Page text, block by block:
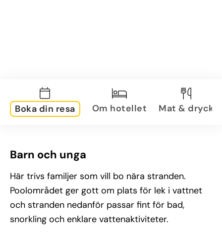
Boka din resa Om hotellet Mat & dryck
Barn och unga
Här trivs familjer som vill bo nära stranden.
Poolområdet ger gott om plats för lek i vattnet
och stranden nedanför passar fint för bad,
snorkling och enklare vattenaktiviteter.